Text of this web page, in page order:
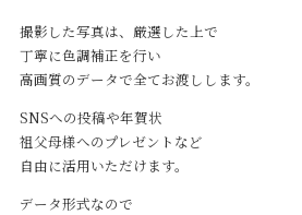
撮影した写真は、厳選した上で
丁寧に色調補正を行い
高画質のデータで全てお渡しします。
SNSへの投稿や年賀状
祖父母様へのプレゼントなど
自由に活用いただけます。
データ形式なので